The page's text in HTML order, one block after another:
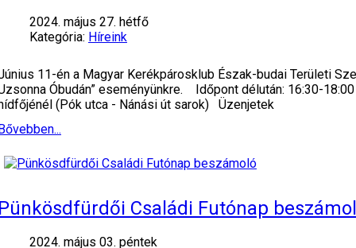
2024. május 27. hétfő
Kategória: Híreink
11-én a Magyar Kerékpárosklub Észak-budai Területi
Óbudán” eseményünkre. Időpont délután: 16:30-
(Pók utca - Nánási út sarok) Üzenjetek
Családi Futónap
2024. május 03. péntek